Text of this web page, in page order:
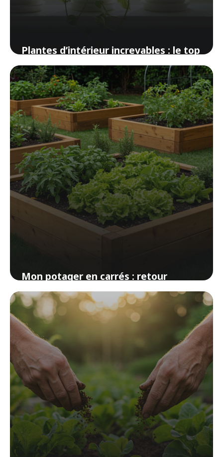
Plantes d’intérieur increvables : le top
10 pour ceux qui oublient d’arroser
8 avril 2026
Mon potager en carrés : retour
d’expérience après 3 ans
4 avril 2026